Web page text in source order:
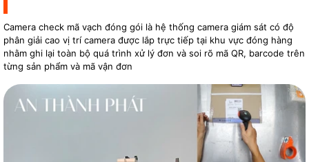
Camera check mã vạch đóng gói là hệ thống camera giám sát có độ
phân giải cao vị trí camera được lắp trực tiếp tại khu vực đóng hàng
nhằm ghi lại toàn bộ quá trình xử lý đơn và soi rõ mã QR, barcode trên
từng sản phẩm và mã vận đơn